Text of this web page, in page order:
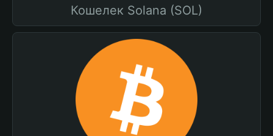
Кошелек Solana (SOL)